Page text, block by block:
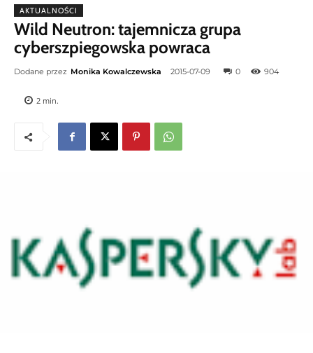
AKTUALNOŚCI
Wild Neutron: tajemnicza grupa
cyberszpiegowska powraca
Dodane przez Monika Kowalczewska 2015-07-09 0 904
2 min.